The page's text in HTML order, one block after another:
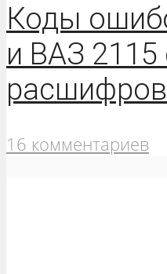
Коды
и ВАЗ 2115
16 комментариев